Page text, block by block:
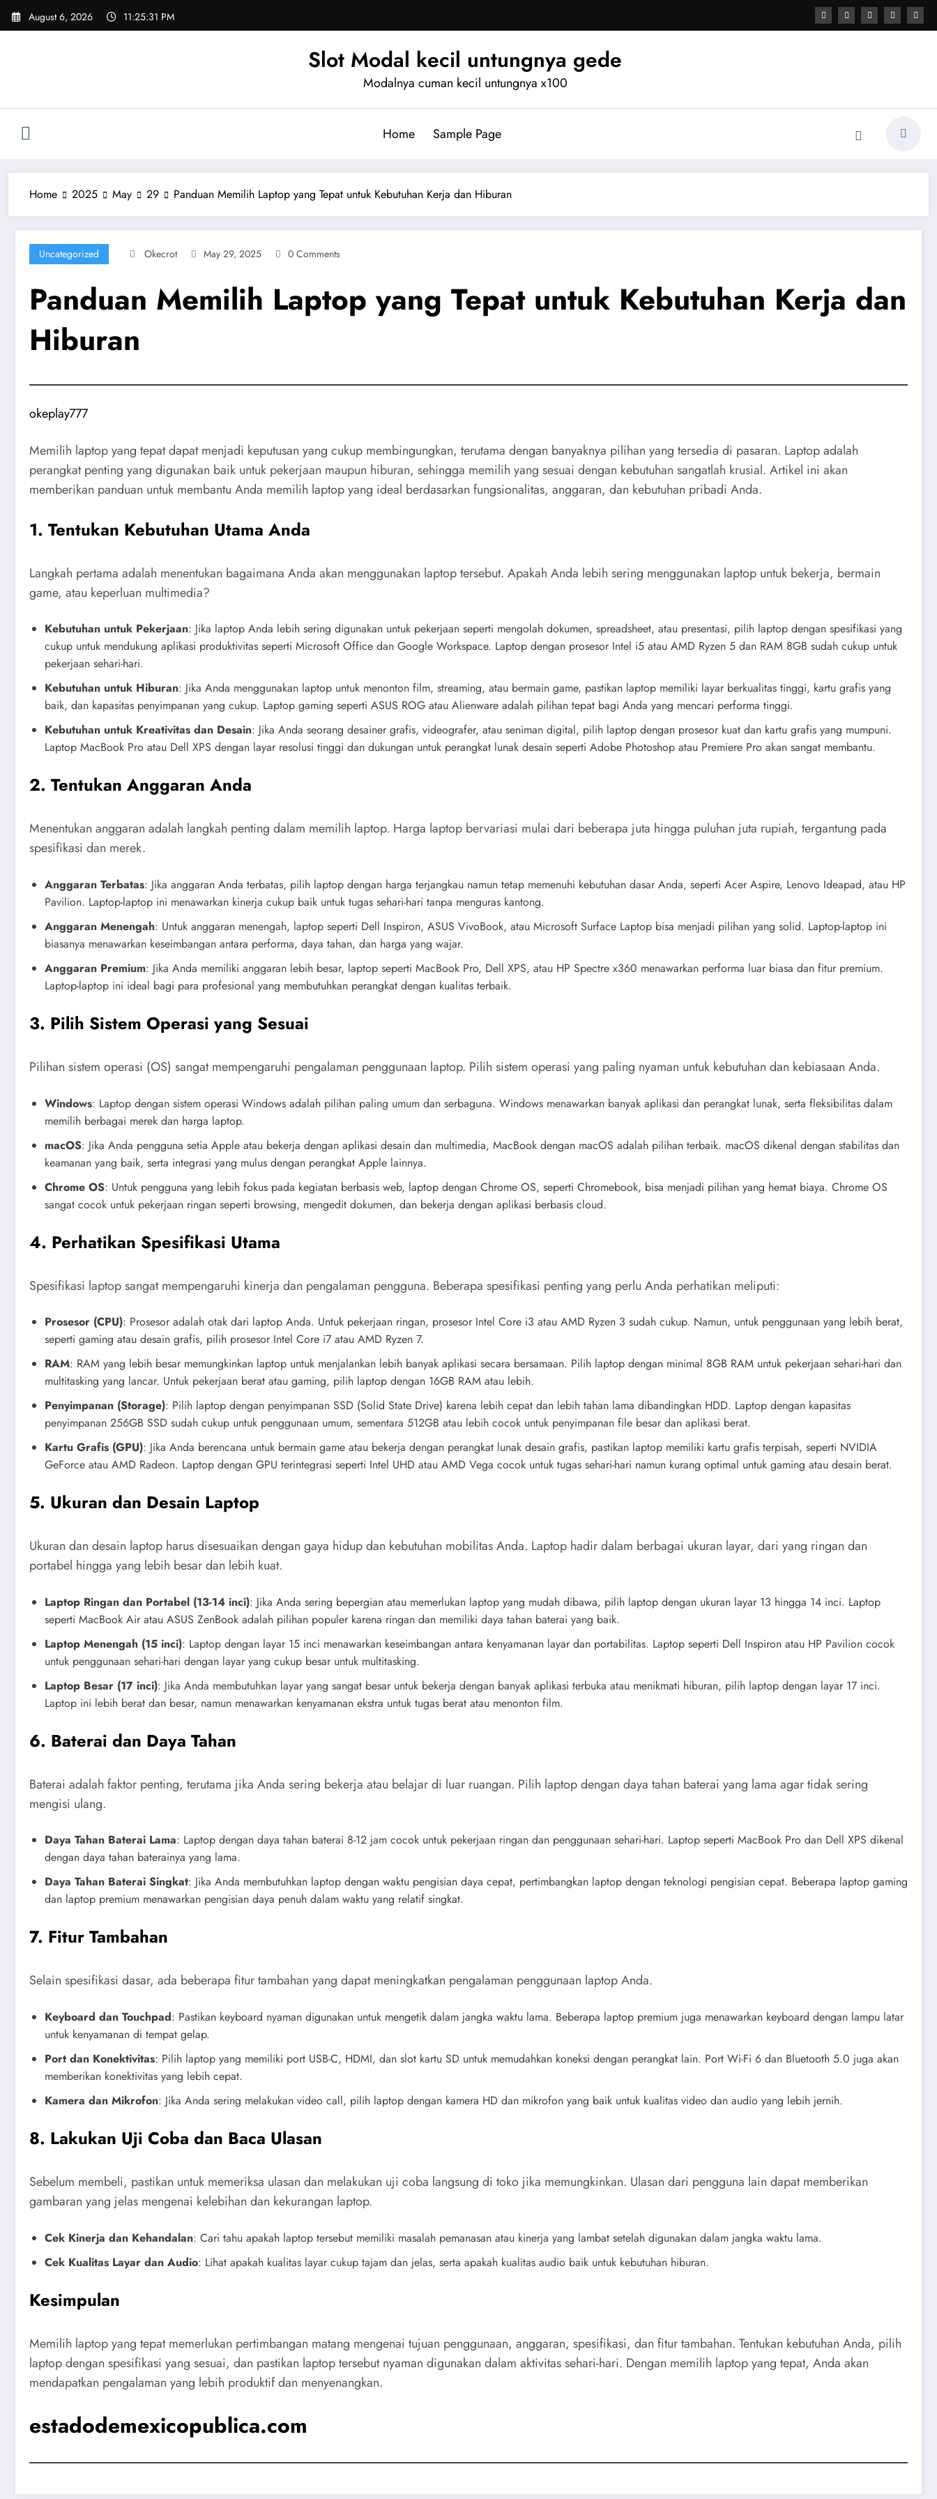
Skip
August 6, 2026 11:25:32 PM
Slot Modal kecil untungnya gede
Modalnya cuman kecil untungnya x100
Home Sample Page
Home 2025 May 29 Panduan Memilih Laptop yang Tepat untuk Kebutuhan Kerja dan Hiburan
Uncategorized Okecrot May 29, 2025 0 Comments
Panduan Memilih Laptop yang Tepat untuk Kebutuhan Kerja dan
Hiburan
okeplay777
Memilih laptop yang tepat dapat menjadi keputusan yang cukup membingungkan, terutama dengan banyaknya pilihan yang tersedia di pasaran. Laptop adalah
perangkat penting yang digunakan baik untuk pekerjaan maupun hiburan, sehingga memilih yang sesuai dengan kebutuhan sangatlah krusial. Artikel ini akan
memberikan panduan untuk membantu Anda memilih laptop yang ideal berdasarkan fungsionalitas, anggaran, dan kebutuhan pribadi Anda.
1. Tentukan Kebutuhan Utama Anda
Langkah pertama adalah menentukan bagaimana Anda akan menggunakan laptop tersebut. Apakah Anda lebih sering menggunakan laptop untuk bekerja, bermain
game, atau keperluan multimedia?
Kebutuhan untuk Pekerjaan: Jika laptop Anda lebih sering digunakan untuk pekerjaan seperti mengolah dokumen, spreadsheet, atau presentasi, pilih laptop dengan spesifikasi yang
cukup untuk mendukung aplikasi produktivitas seperti Microsoft Office dan Google Workspace. Laptop dengan prosesor Intel i5 atau AMD Ryzen 5 dan RAM 8GB sudah cukup untuk
pekerjaan sehari-hari.
Kebutuhan untuk Hiburan: Jika Anda menggunakan laptop untuk menonton film, streaming, atau bermain game, pastikan laptop memiliki layar berkualitas tinggi, kartu grafis yang
baik, dan kapasitas penyimpanan yang cukup. Laptop gaming seperti ASUS ROG atau Alienware adalah pilihan tepat bagi Anda yang mencari performa tinggi.
Kebutuhan untuk Kreativitas dan Desain: Jika Anda seorang desainer grafis, videografer, atau seniman digital, pilih laptop dengan prosesor kuat dan kartu grafis yang mumpuni.
Laptop MacBook Pro atau Dell XPS dengan layar resolusi tinggi dan dukungan untuk perangkat lunak desain seperti Adobe Photoshop atau Premiere Pro akan sangat membantu.
2. Tentukan Anggaran Anda
Menentukan anggaran adalah langkah penting dalam memilih laptop. Harga laptop bervariasi mulai dari beberapa juta hingga puluhan juta rupiah, tergantung pada
spesifikasi dan merek.
Anggaran Terbatas: Jika anggaran Anda terbatas, pilih laptop dengan harga terjangkau namun tetap memenuhi kebutuhan dasar Anda, seperti Acer Aspire, Lenovo Ideapad, atau HP
Pavilion. Laptop-laptop ini menawarkan kinerja cukup baik untuk tugas sehari-hari tanpa menguras kantong.
Anggaran Menengah: Untuk anggaran menengah, laptop seperti Dell Inspiron, ASUS VivoBook, atau Microsoft Surface Laptop bisa menjadi pilihan yang solid. Laptop-laptop ini
biasanya menawarkan keseimbangan antara performa, daya tahan, dan harga yang wajar.
Anggaran Premium: Jika Anda memiliki anggaran lebih besar, laptop seperti MacBook Pro, Dell XPS, atau HP Spectre x360 menawarkan performa luar biasa dan fitur premium.
Laptop-laptop ini ideal bagi para profesional yang membutuhkan perangkat dengan kualitas terbaik.
3. Pilih Sistem Operasi yang Sesuai
Pilihan sistem operasi (OS) sangat mempengaruhi pengalaman penggunaan laptop. Pilih sistem operasi yang paling nyaman untuk kebutuhan dan kebiasaan Anda.
Windows: Laptop dengan sistem operasi Windows adalah pilihan paling umum dan serbaguna. Windows menawarkan banyak aplikasi dan perangkat lunak, serta fleksibilitas dalam
memilih berbagai merek dan harga laptop.
macOS: Jika Anda pengguna setia Apple atau bekerja dengan aplikasi desain dan multimedia, MacBook dengan macOS adalah pilihan terbaik. macOS dikenal dengan stabilitas dan
keamanan yang baik, serta integrasi yang mulus dengan perangkat Apple lainnya.
Chrome OS: Untuk pengguna yang lebih fokus pada kegiatan berbasis web, laptop dengan Chrome OS, seperti Chromebook, bisa menjadi pilihan yang hemat biaya. Chrome OS
sangat cocok untuk pekerjaan ringan seperti browsing, mengedit dokumen, dan bekerja dengan aplikasi berbasis cloud.
4. Perhatikan Spesifikasi Utama
Spesifikasi laptop sangat mempengaruhi kinerja dan pengalaman pengguna. Beberapa spesifikasi penting yang perlu Anda perhatikan meliputi:
Prosesor (CPU): Prosesor adalah otak dari laptop Anda. Untuk pekerjaan ringan, prosesor Intel Core i3 atau AMD Ryzen 3 sudah cukup. Namun, untuk penggunaan yang lebih berat,
seperti gaming atau desain grafis, pilih prosesor Intel Core i7 atau AMD Ryzen 7.
RAM: RAM yang lebih besar memungkinkan laptop untuk menjalankan lebih banyak aplikasi secara bersamaan. Pilih laptop dengan minimal 8GB RAM untuk pekerjaan sehari-hari dan
multitasking yang lancar. Untuk pekerjaan berat atau gaming, pilih laptop dengan 16GB RAM atau lebih.
Penyimpanan (Storage): Pilih laptop dengan penyimpanan SSD (Solid State Drive) karena lebih cepat dan lebih tahan lama dibandingkan HDD. Laptop dengan kapasitas
penyimpanan 256GB SSD sudah cukup untuk penggunaan umum, sementara 512GB atau lebih cocok untuk penyimpanan file besar dan aplikasi berat.
Kartu Grafis (GPU): Jika Anda berencana untuk bermain game atau bekerja dengan perangkat lunak desain grafis, pastikan laptop memiliki kartu grafis terpisah, seperti NVIDIA
GeForce atau AMD Radeon. Laptop dengan GPU terintegrasi seperti Intel UHD atau AMD Vega cocok untuk tugas sehari-hari namun kurang optimal untuk gaming atau desain berat.
5. Ukuran dan Desain Laptop
Ukuran dan desain laptop harus disesuaikan dengan gaya hidup dan kebutuhan mobilitas Anda. Laptop hadir dalam berbagai ukuran layar, dari yang ringan dan
portabel hingga yang lebih besar dan lebih kuat.
Laptop Ringan dan Portabel (13-14 inci): Jika Anda sering bepergian atau memerlukan laptop yang mudah dibawa, pilih laptop dengan ukuran layar 13 hingga 14 inci. Laptop
seperti MacBook Air atau ASUS ZenBook adalah pilihan populer karena ringan dan memiliki daya tahan baterai yang baik.
Laptop Menengah (15 inci): Laptop dengan layar 15 inci menawarkan keseimbangan antara kenyamanan layar dan portabilitas. Laptop seperti Dell Inspiron atau HP Pavilion cocok
untuk penggunaan sehari-hari dengan layar yang cukup besar untuk multitasking.
Laptop Besar (17 inci): Jika Anda membutuhkan layar yang sangat besar untuk bekerja dengan banyak aplikasi terbuka atau menikmati hiburan, pilih laptop dengan layar 17 inci.
Laptop ini lebih berat dan besar, namun menawarkan kenyamanan ekstra untuk tugas berat atau menonton film.
6. Baterai dan Daya Tahan
Baterai adalah faktor penting, terutama jika Anda sering bekerja atau belajar di luar ruangan. Pilih laptop dengan daya tahan baterai yang lama agar tidak sering
mengisi ulang.
Daya Tahan Baterai Lama: Laptop dengan daya tahan baterai 8-12 jam cocok untuk pekerjaan ringan dan penggunaan sehari-hari. Laptop seperti MacBook Pro dan Dell XPS dikenal
dengan daya tahan baterainya yang lama.
Daya Tahan Baterai Singkat: Jika Anda membutuhkan laptop dengan waktu pengisian daya cepat, pertimbangkan laptop dengan teknologi pengisian cepat. Beberapa laptop gaming
dan laptop premium menawarkan pengisian daya penuh dalam waktu yang relatif singkat.
7. Fitur Tambahan
Selain spesifikasi dasar, ada beberapa fitur tambahan yang dapat meningkatkan pengalaman penggunaan laptop Anda.
Keyboard dan Touchpad: Pastikan keyboard nyaman digunakan untuk mengetik dalam jangka waktu lama. Beberapa laptop premium juga menawarkan keyboard dengan lampu latar
untuk kenyamanan di tempat gelap.
Port dan Konektivitas: Pilih laptop yang memiliki port USB-C, HDMI, dan slot kartu SD untuk memudahkan koneksi dengan perangkat lain. Port Wi-Fi 6 dan Bluetooth 5.0 juga akan
memberikan konektivitas yang lebih cepat.
Kamera dan Mikrofon: Jika Anda sering melakukan video call, pilih laptop dengan kamera HD dan mikrofon yang baik untuk kualitas video dan audio yang lebih jernih.
8. Lakukan Uji Coba dan Baca Ulasan
Sebelum membeli, pastikan untuk memeriksa ulasan dan melakukan uji coba langsung di toko jika memungkinkan. Ulasan dari pengguna lain dapat memberikan
gambaran yang jelas mengenai kelebihan dan kekurangan laptop.
Cek Kinerja dan Kehandalan: Cari tahu apakah laptop tersebut memiliki masalah pemanasan atau kinerja yang lambat setelah digunakan dalam jangka waktu lama.
Cek Kualitas Layar dan Audio: Lihat apakah kualitas layar cukup tajam dan jelas, serta apakah kualitas audio baik untuk kebutuhan hiburan.
Kesimpulan
Memilih laptop yang tepat memerlukan pertimbangan matang mengenai tujuan penggunaan, anggaran, spesifikasi, dan fitur tambahan. Tentukan kebutuhan Anda, pilih
laptop dengan spesifikasi yang sesuai, dan pastikan laptop tersebut nyaman digunakan dalam aktivitas sehari-hari. Dengan memilih laptop yang tepat, Anda akan
mendapatkan pengalaman yang lebih produktif dan menyenangkan.
estadodemexicopublica.com